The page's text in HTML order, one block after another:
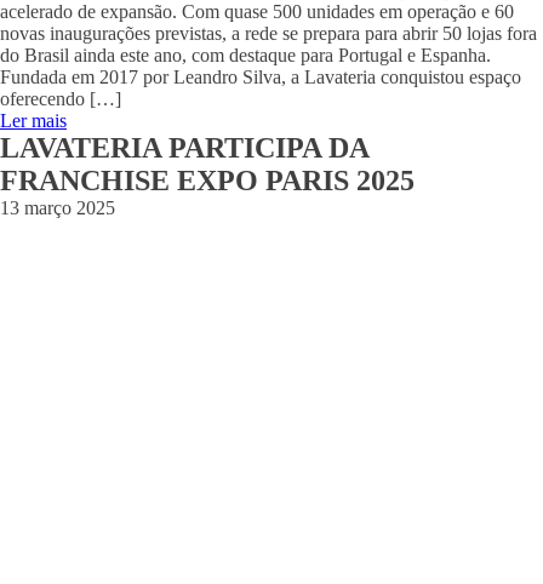
acelerado de expansão. Com quase 500 unidades em operação e 60
novas inaugurações previstas, a rede se prepara para abrir 50 lojas fora
do Brasil ainda este ano, com destaque para Portugal e Espanha.
Fundada em 2017 por Leandro Silva, a Lavateria conquistou espaço
oferecendo […]
Ler mais
LAVATERIA PARTICIPA DA
FRANCHISE EXPO PARIS 2025
13 março 2025